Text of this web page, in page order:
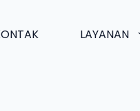
LAYANAN